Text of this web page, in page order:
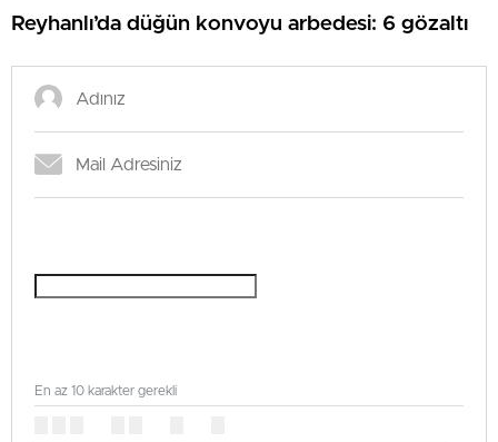
Reyhanlı’da düğün konvoyu arbedesi: 6 gözaltı
En az 10 karakter gerekli